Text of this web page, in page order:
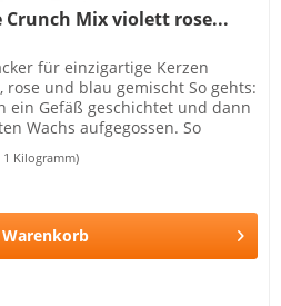
Crunch Mix violett rose...
für einzigartige Kerzen
rose und blau gemischt So gehts:
ein Gefäß geschichtet und dann
Wachs aufgegossen. So
1 Kilogramm)
Warenkorb